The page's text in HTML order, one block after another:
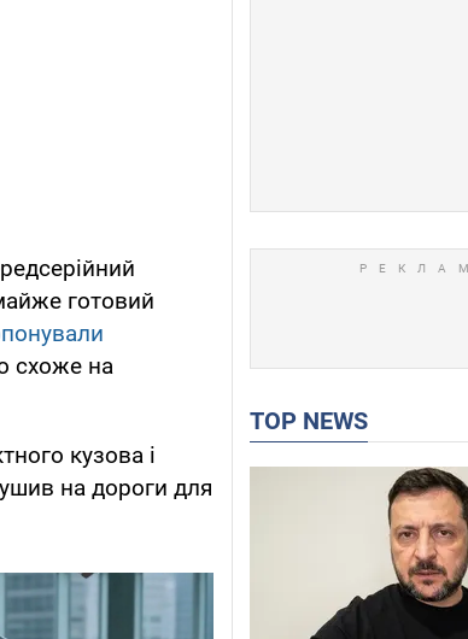
готовий
схоже на
кузова і
на дороги для
TOP NEWS